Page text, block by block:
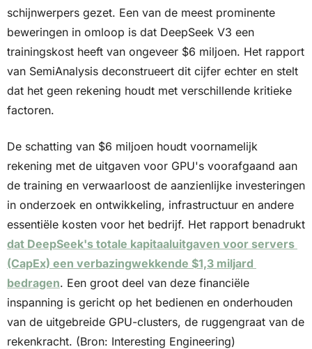
schijnwerpers gezet. Een van de meest prominente
beweringen in omloop is dat DeepSeek V3 een
trainingskost heeft van ongeveer $6 miljoen. Het rapport
van SemiAnalysis deconstrueert dit cijfer echter en stelt
dat het geen rekening houdt met verschillende kritieke
factoren.
De schatting van $6 miljoen houdt voornamelijk
rekening met de uitgaven voor GPU's voorafgaand aan
de training en verwaarloost de aanzienlijke investeringen
in onderzoek en ontwikkeling, infrastructuur en andere
dat DeepSeek's totale kapitaaluitgaven voor servers
(CapEx) een verbazingwekkende $1,3 miljard
bedragen. Een groot deel van deze financiële
inspanning is gericht op het bedienen en onderhouden
van de uitgebreide GPU-clusters, de ruggengraat van de
rekenkracht. (Bron: Interesting Engineering)